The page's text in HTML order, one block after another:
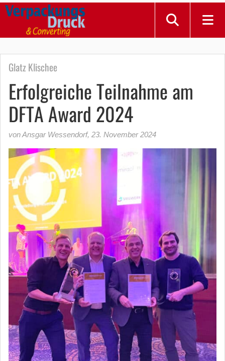
Glatz Klischee
Erfolgreiche Teilnahme am
DFTA Award 2024
von Ansgar Wessendorf, 23. November 2024